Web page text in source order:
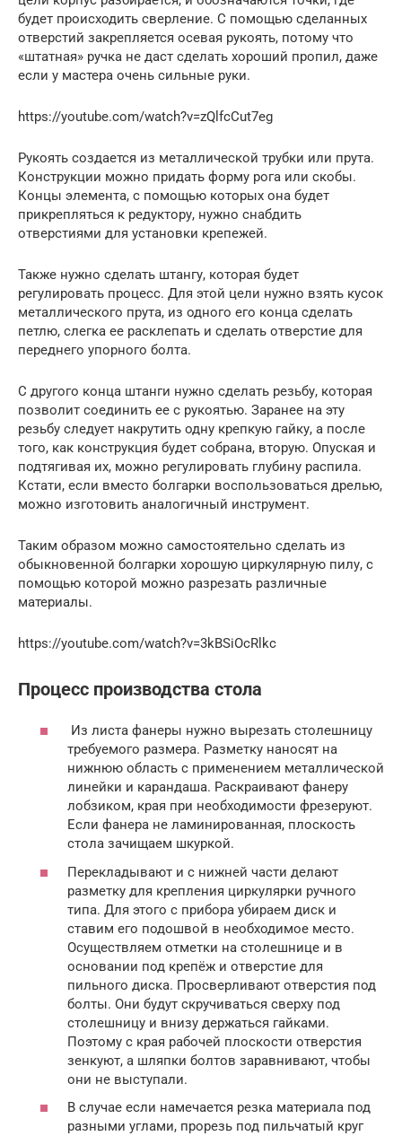
будет происходить сверление. С помощью сделанных
отверстий закрепляется осевая рукоять, потому что
«штатная» ручка не даст сделать хороший пропил, даже
если у мастера очень сильные руки.
https://youtube.com/watch?v=zQlfcCut7eg
Рукоять создается из металлической трубки или прута.
Конструкции можно придать форму рога или скобы.
Концы элемента, с помощью которых она будет
прикрепляться к редуктору, нужно снабдить
отверстиями для установки крепежей.
Также нужно сделать штангу, которая будет
регулировать процесс. Для этой цели нужно взять кусок
металлического прута, из одного его конца сделать
петлю, слегка ее расклепать и сделать отверстие для
переднего упорного болта.
С другого конца штанги нужно сделать резьбу, которая
позволит соединить ее с рукоятью. Заранее на эту
резьбу следует накрутить одну крепкую гайку, а после
того, как конструкция будет собрана, вторую. Опуская и
подтягивая их, можно регулировать глубину распила.
Кстати, если вместо болгарки воспользоваться дрелью,
можно изготовить аналогичный инструмент.
Таким образом можно самостоятельно сделать из
обыкновенной болгарки хорошую циркулярную пилу, с
помощью которой можно разрезать различные
материалы.
https://youtube.com/watch?v=3kBSiOcRlkc
Процесс производства стола
Из листа фанеры нужно вырезать столешницу
требуемого размера. Разметку наносят на
нижнюю область с применением металлической
линейки и карандаша. Раскраивают фанеру
лобзиком, края при необходимости фрезеруют.
Если фанера не ламинированная, плоскость
стола зачищаем шкуркой.
Перекладывают и с нижней части делают
разметку для крепления циркулярки ручного
типа. Для этого с прибора убираем диск и
ставим его подошвой в необходимое место.
Осуществляем отметки на столешнице и в
основании под крепёж и отверстие для
пильного диска. Просверливают отверстия под
болты. Они будут скручиваться сверху под
столешницу и внизу держаться гайками.
Поэтому с края рабочей плоскости отверстия
зенкуют, а шляпки болтов заравнивают, чтобы
они не выступали.
В случае если намечается резка материала под
разными углами, прорезь под пильчатый круг